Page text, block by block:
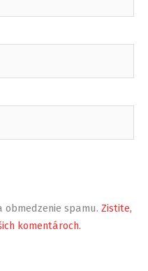
spamu. Zistite,
komentároch.